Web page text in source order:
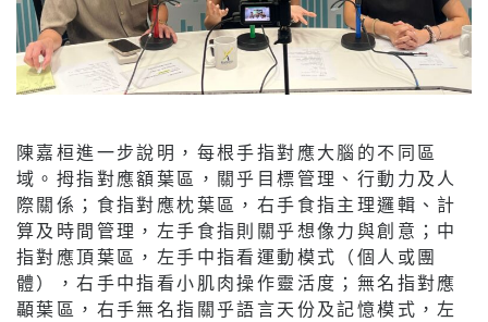
陳嘉桓進一步說明，每根手指對應大腦的不同區
域。拇指對應額葉區，關乎目標管理、行動力及人
際關係；食指對應枕葉區，右手食指主理邏輯、計
算及時間管理，左手食指則關乎想像力與創意；中
指對應頂葉區，左手中指看運動模式（個人或團
體），右手中指看小肌肉操作靈活度；無名指對應
顳葉區，右手無名指關乎語言天份及記憶模式，左